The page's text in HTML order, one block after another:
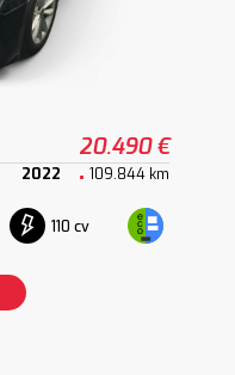
20.490 €
2022 109.844 km
110 cv